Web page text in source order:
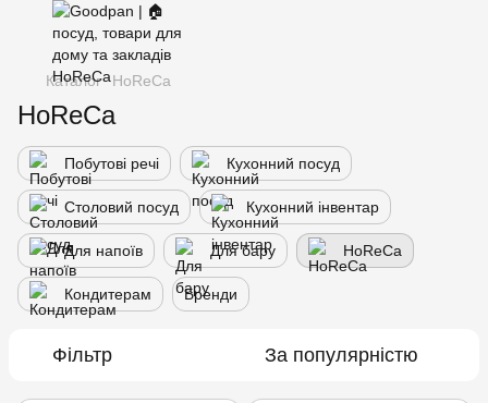
Каталог HoReCa
HoReCa
Побутові речі Кухонний посуд
Столовий посуд Кухонний інвентар
Для напоїв Для бару HoReCa
Кондитерам Бренди
Фільтр За популярністю